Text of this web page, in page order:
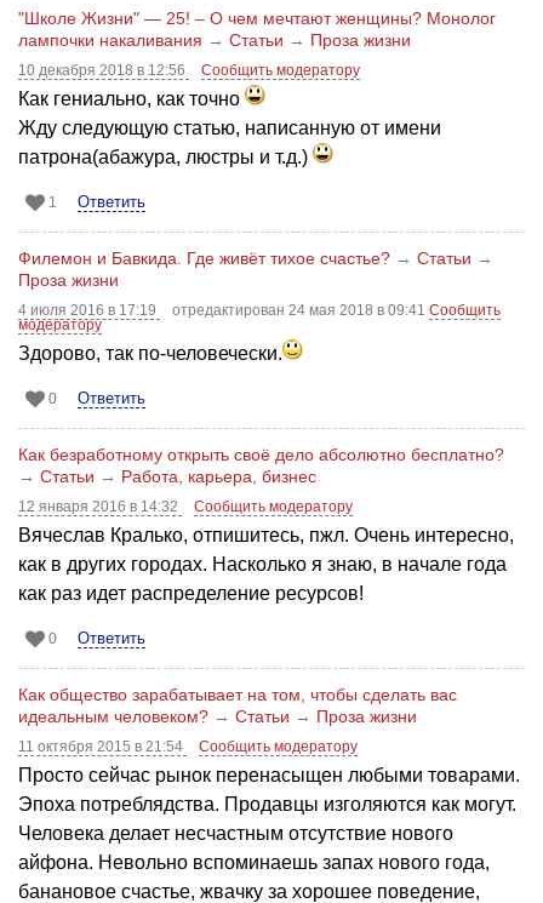
"Школе Жизни" — 25! – О чем мечтают женщины? Монолог
лампочки накаливания → Статьи → Проза жизни
10 декабря 2018 в 12:56 Сообщить модератору
Как гениально, как точно
Жду следующую статью, написанную от имени
патрона(абажура, люстры и т.д.)
1 Ответить
Филемон и Бавкида. Где живёт тихое счастье? → Статьи →
Проза жизни
4 июля 2016 в 17:19 отредактирован 24 мая 2018 в 09:41 Сообщить
модератору
Здорово, так по-человечески.
0 Ответить
Как безработному открыть своё дело абсолютно бесплатно?
→ Статьи → Работа, карьера, бизнес
12 января 2016 в 14:32 Сообщить модератору
Вячеслав Кралько, отпишитесь, пжл. Очень интересно,
как в других городах. Насколько я знаю, в начале года
как раз идет распределение ресурсов!
0 Ответить
Как общество зарабатывает на том, чтобы сделать вас
идеальным человеком? → Статьи → Проза жизни
11 октября 2015 в 21:54 Сообщить модератору
Просто сейчас рынок перенасыщен любыми товарами.
Эпоха потреблядства. Продавцы изголяются как могут.
Человека делает несчастным отсутствие нового
айфона. Невольно вспоминаешь запах нового года,
банановое счастье, жвачку за хорошее поведение,